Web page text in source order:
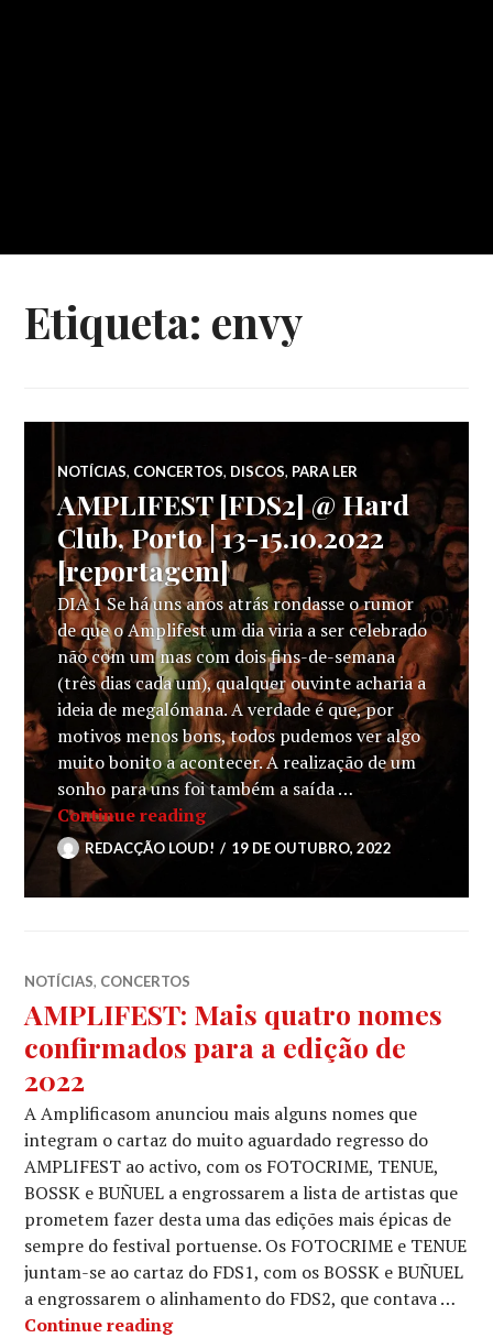
Etiqueta: envy
NOTÍCIAS, CONCERTOS, DISCOS, PARA LER
AMPLIFEST [FDS2] @ Hard
Club, Porto | 13-15.10.2022
[reportagem]
DIA 1 Se há uns anos atrás rondasse o rumor
de que o Amplifest um dia viria a ser celebrado
não com um mas com dois fins-de-semana
(três dias cada um), qualquer ouvinte acharia a
ideia de megalómana. A verdade é que, por
motivos menos bons, todos pudemos ver algo
muito bonito a acontecer. A realização de um
sonho para uns foi também a saída …
Continue readingAMPLIFEST [FDS2] @ Hard
REDACÇÃO LOUD! 19 DE OUTUBRO, 2022
NOTÍCIAS, CONCERTOS
AMPLIFEST: Mais quatro nomes
confirmados para a edição de
2022
A Amplificasom anunciou mais alguns nomes que
integram o cartaz do muito aguardado regresso do
AMPLIFEST ao activo, com os FOTOCRIME, TENUE,
BOSSK e BUÑUEL a engrossarem a lista de artistas que
prometem fazer desta uma das edições mais épicas de
sempre do festival portuense. Os FOTOCRIME e TENUE
juntam-se ao cartaz do FDS1, com os BOSSK e BUÑUEL
a engrossarem o alinhamento do FDS2, que contava …
Continue readingAMPLIFEST: Mais quatro nomes